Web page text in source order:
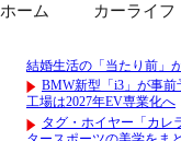
ホーム カーライフ